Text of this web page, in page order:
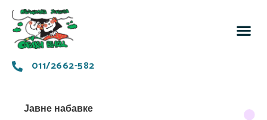
011/2662-582
Јавне набавке